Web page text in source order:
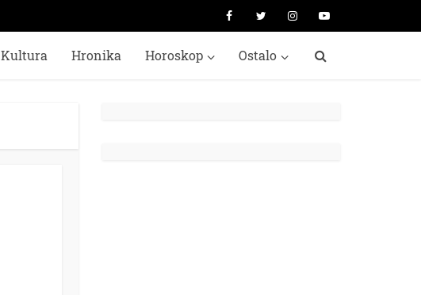
Kultura Hronika Horoskop Ostalo